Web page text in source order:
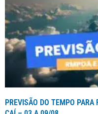
PREVISÃO DO TEMPO PARA